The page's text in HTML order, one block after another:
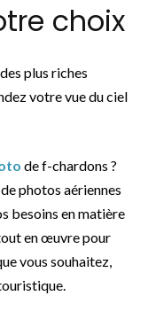
choix
plus riches
votre vue du ciel
de f-chardons ?
photos aériennes
besoins en matière
en œuvre pour
vous souhaitez,